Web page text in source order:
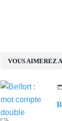
VOUS AIMEREZ